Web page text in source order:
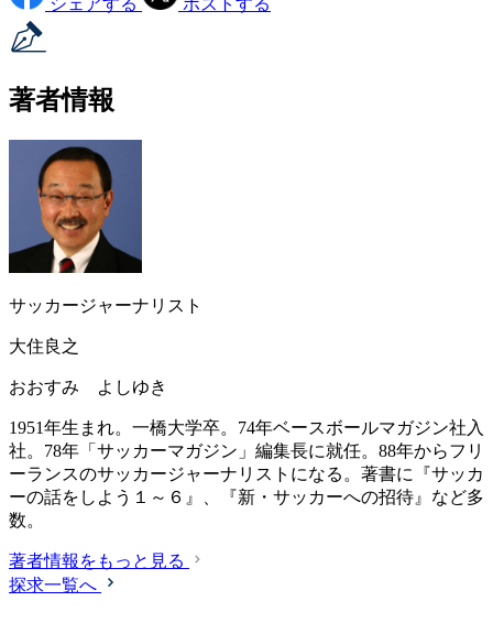
シェアする ポストする
著者情報
サッカージャーナリスト
大住良之
おおすみ よしゆき
1951年生まれ。一橋大学卒。74年ベースボールマガジン社入
社。78年「サッカーマガジン」編集長に就任。88年からフリ
ーランスのサッカージャーナリストになる。著書に『サッカ
ーの話をしよう１～６』、『新・サッカーへの招待』など多
数。
著者情報をもっと見る
探求一覧へ